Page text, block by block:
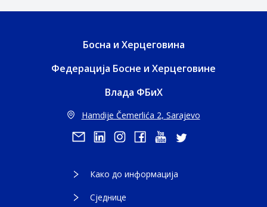
Босна и Херцеговина
Федерација Босне и Херцеговине
Влада ФБиХ
Hamdije Čemerlića 2, Sarajevo
Како до информација
Сједнице